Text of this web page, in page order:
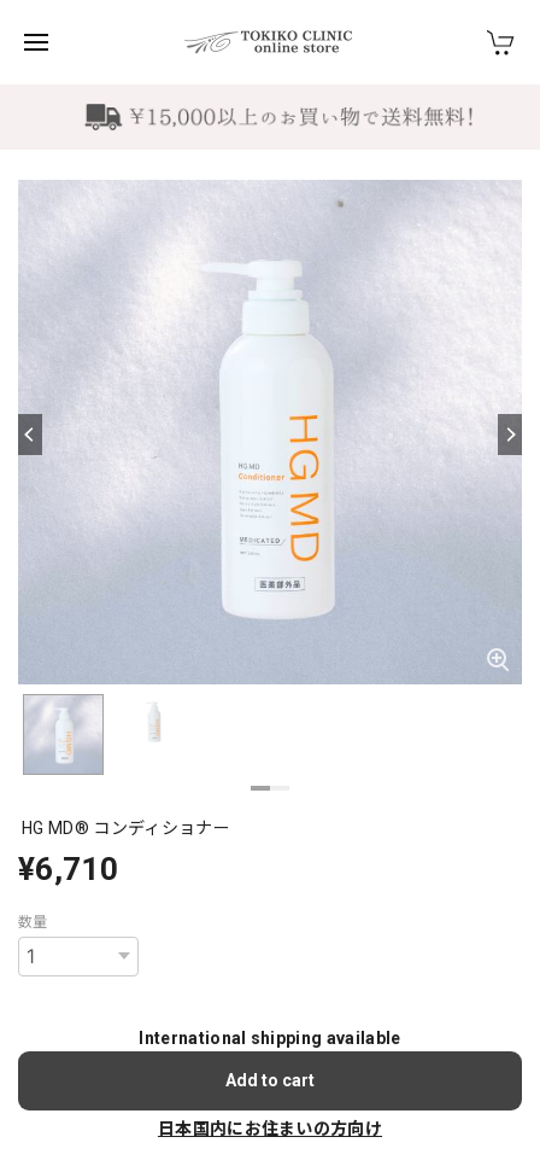
HG MD® コンディショナー
¥6,710
数量
International shipping available
Add to cart
日本国内にお住まいの方向け